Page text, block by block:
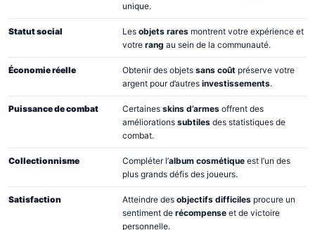
unique.
Statut social Les objets rares montrent votre expérience et
votre rang au sein de la communauté.
Économie réelle Obtenir des objets sans coût préserve votre
argent pour d’autres investissements.
Puissance de combat Certaines skins d’armes offrent des
améliorations subtiles des statistiques de
combat.
Collectionnisme Compléter l’album cosmétique est l’un des
plus grands défis des joueurs.
Satisfaction Atteindre des objectifs difficiles procure un
sentiment de récompense et de victoire
personnelle.